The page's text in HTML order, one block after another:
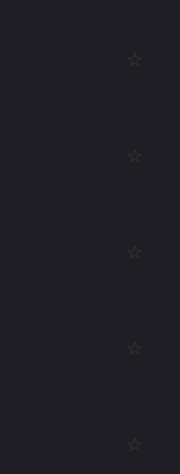
☆
☆
☆
☆
☆